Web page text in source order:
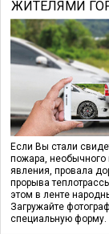
ЖИТЕЛЯМИ
Если Вы стали
пожара, необычного
явления, провала
прорыва
этом в ленте
Загружайте
специальную форму.